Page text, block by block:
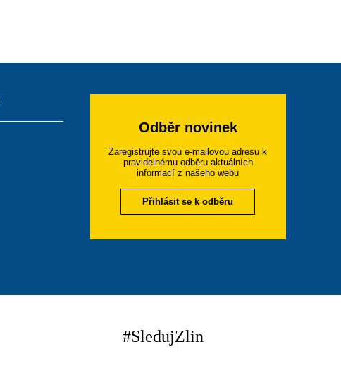
Odběr novinek
Zaregistrujte svou e-mailovou adresu k
pravidelnému odběru aktuálních
informací z našeho webu
Přihlásit se k odběru
#SledujZlin